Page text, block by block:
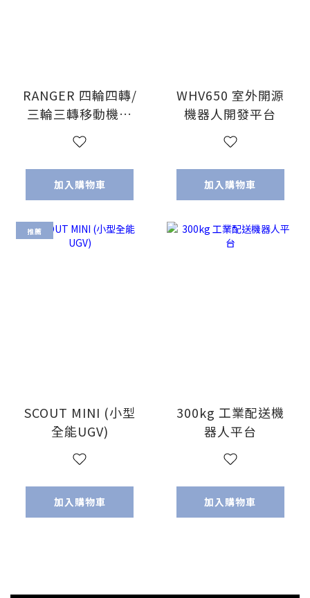
RANGER 四輪四轉/
三輪三轉移動機器
人
加入購物車
WHV650 室外開源
機器人開發平台
加入購物車
推薦
SCOUT MINI (小型
全能UGV)
加入購物車
300kg 工業配送機
器人平台
加入購物車